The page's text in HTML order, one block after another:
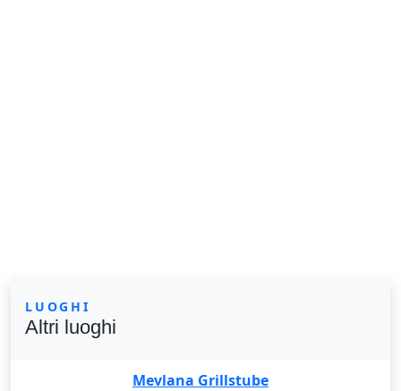
LUOGHI
Altri luoghi
Mevlana Grillstube